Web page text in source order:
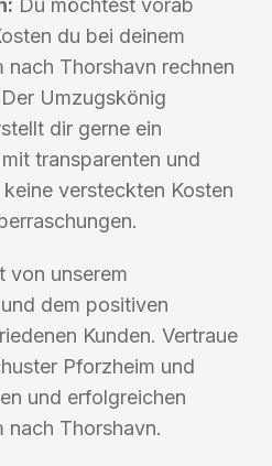
Du möchtest vorab
du bei deinem
Thorshavn rechnen
Umzugskönig
dir gerne ein
transparenten und
versteckten Kosten
von unserem
dem positiven
Kunden. Vertraue
Pforzheim und
und erfolgreichen
nach Thorshavn.